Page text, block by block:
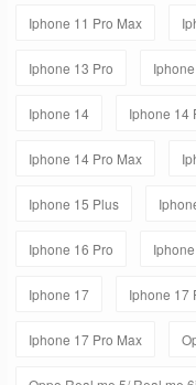
Iphone 11 Pro Max
Iphone 13 Pro
Iphone 14 Iphone 14
Iphone 14 Pro Max
Iphone 15 Plus
Iphone 16 Pro
Iphone 17 Iphone 17
Iphone 17 Pro Max